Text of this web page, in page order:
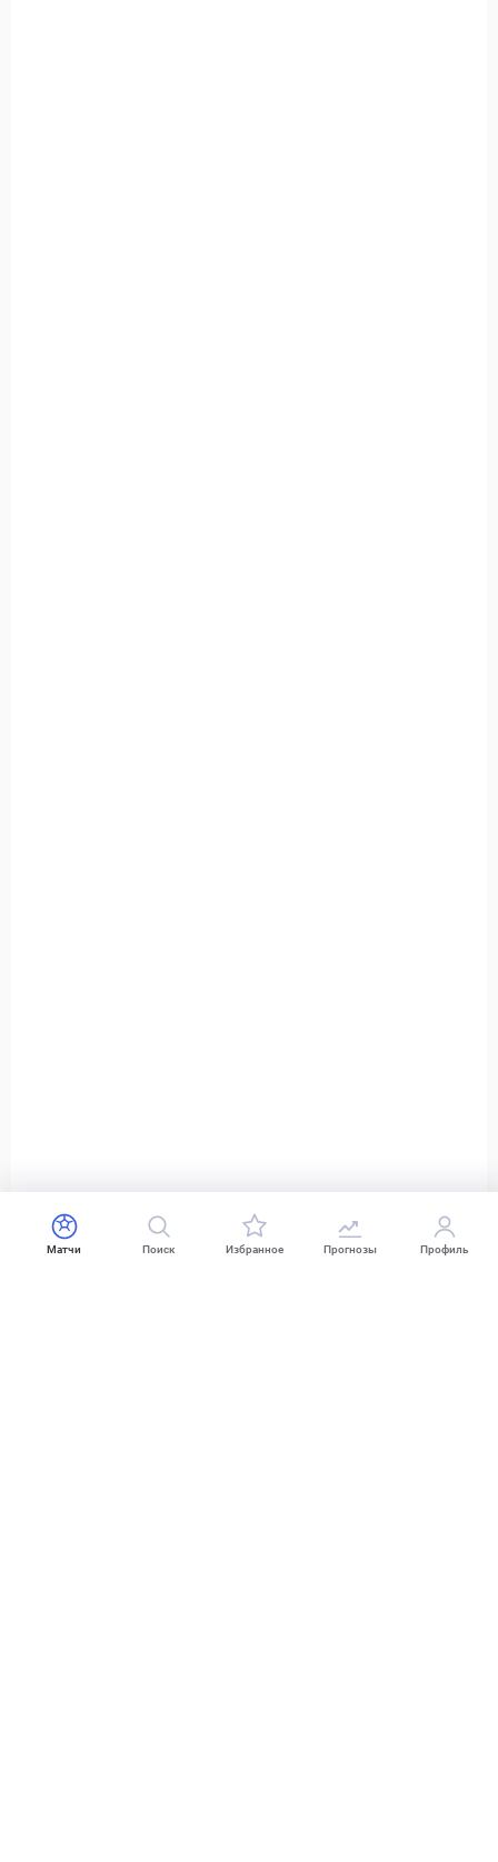
Матчи Поиск Избранное Прогнозы Профиль